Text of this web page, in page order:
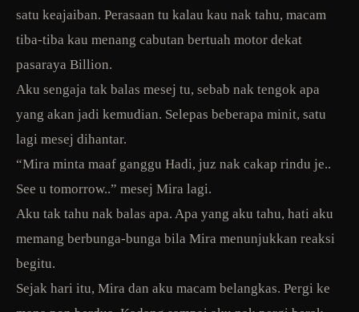
satu keajaiban. Perasaan tu kalau kau nak tahu, macam
tiba-tiba kau menang cabutan bertuah motor dekat
pasaraya Billion.
Aku sengaja tak balas mesej tu, sebab nak tengok apa
yang akan jadi kemudian. Selepas beberapa minit, satu
lagi mesej dihantar.
“Mira minta maaf ganggu Hadi, juz nak cakap rindu je..
See u tomorrow..” mesej Mira lagi.
Aku tak tahu nak balas apa. Apa yang aku tahu, hati aku
memang berbunga-bunga bila Mira menunjukkan reaksi
begitu.
Sejak hari itu, Mira dan aku macam belangkas. Pergi ke